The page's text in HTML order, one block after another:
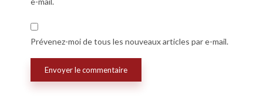
Prévenez-moi de tous les nouveaux articles par e-mail.